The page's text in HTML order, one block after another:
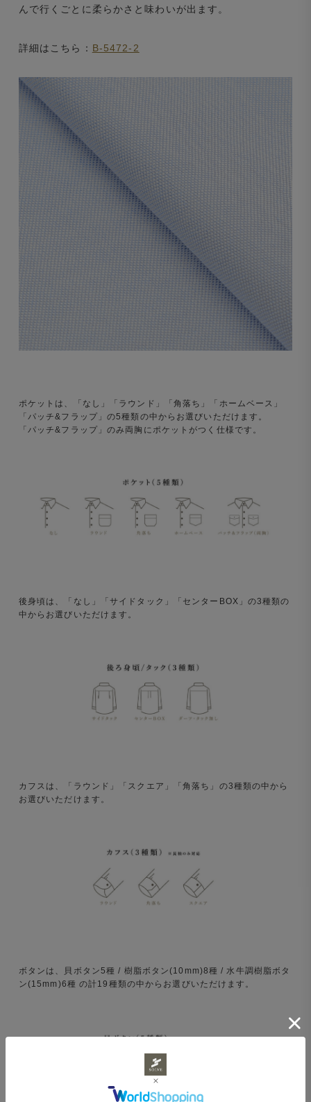
んで行くごとに柔らかさと味わいが出ます。
詳細はこちら： B-5472-2
ポケットは、「なし」「ラウンド」「角落ち」「ホームベース」
「パッチ&フラップ」の5種類の中からお選びいただけます。
「パッチ&フラップ」のみ両胸にポケットがつく仕様です。
後身頃は、「なし」「サイドタック」「センターBOX」の3種類の
中からお選びいただけます。
カフスは、「ラウンド」「スクエア」「角落ち」の3種類の中から
お選びいただけます。
ボタンは、貝ボタン5種 / 樹脂ボタン(10mm)8種 / 水牛調樹脂ボタ
ン(15mm)6種 の計19種類の中からお選びいただけます。